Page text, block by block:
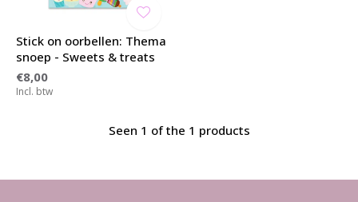
Stick on oorbellen: Thema
snoep - Sweets & treats
€8,00
Incl. btw
Seen 1 of the 1 products